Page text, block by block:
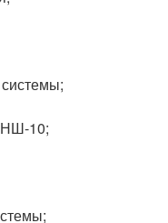
системы;
НШ-10;